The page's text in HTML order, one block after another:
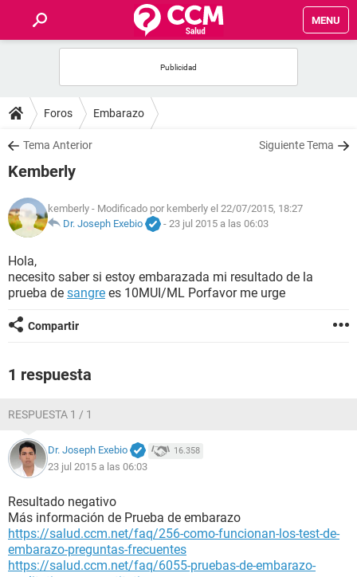
MENU
FOROS
SALUD
NUTRICIÓN
BIENESTAR
Foros Embarazo
Tema Anterior Siguiente Tema
Kemberly
kemberly - Modificado por kemberly el 22/07/2015, 18:27
Dr. Joseph Exebio
- 23 jul 2015 a las 06:03
Hola,
necesito saber si estoy embarazada mi resultado de la
prueba de sangre es 10MUI/ML Porfavor me urge
Compartir
1 respuesta
RESPUESTA 1 / 1
Dr. Joseph Exebio 16.358
23 jul 2015 a las 06:03
Resultado negativo
Más información de Prueba de embarazo
https://salud.ccm.net/faq/256-como-funcionan-los-test-de-
embarazo-preguntas-frecuentes
https://salud.ccm.net/faq/6055-pruebas-de-embarazo-